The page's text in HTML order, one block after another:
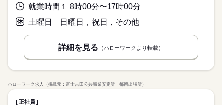
就業時間１ 8時00分〜17時00分
土曜日，日曜日，祝日，その他
詳細を見る （ハローワークより転載）
ハローワーク求人（掲載元：富士吉田公共職業安定所 都留出張所）
正社員